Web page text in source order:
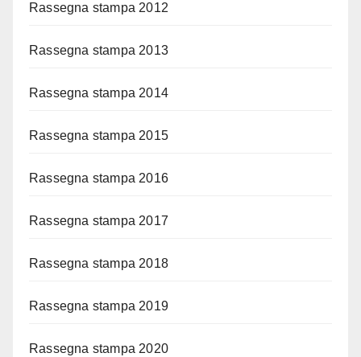
Rassegna stampa 2012
Rassegna stampa 2013
Rassegna stampa 2014
Rassegna stampa 2015
Rassegna stampa 2016
Rassegna stampa 2017
Rassegna stampa 2018
Rassegna stampa 2019
Rassegna stampa 2020